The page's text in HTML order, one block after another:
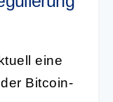
eine
Bitcoin-